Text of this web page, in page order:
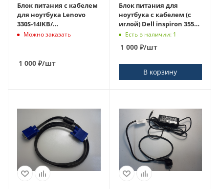
Блок питания c кабелем
для ноутбука Lenovo
330S-14IKB/
ADLX65NCC3A/
Можно заказать
1 000 ₽/шт
Блок питания для
ноутбука с кабелем (с
иглой) Dell inspiron 3558/
HA45NM140
Есть в наличии: 1
1 000₽/шт
В корзину